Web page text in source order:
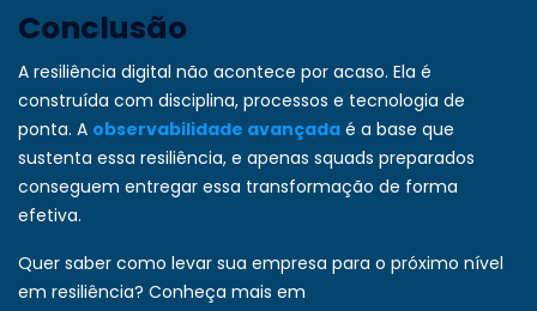
Conclusão
A resiliência digital não acontece por acaso. Ela é
construída com disciplina, processos e tecnologia de
ponta. A observabilidade avançada é a base que
sustenta essa resiliência, e apenas squads preparados
conseguem entregar essa transformação de forma
efetiva.
Quer saber como levar sua empresa para o próximo nível
em resiliência? Conheça mais em